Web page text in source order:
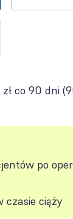
co 90 dni (
po
czasie ciąży